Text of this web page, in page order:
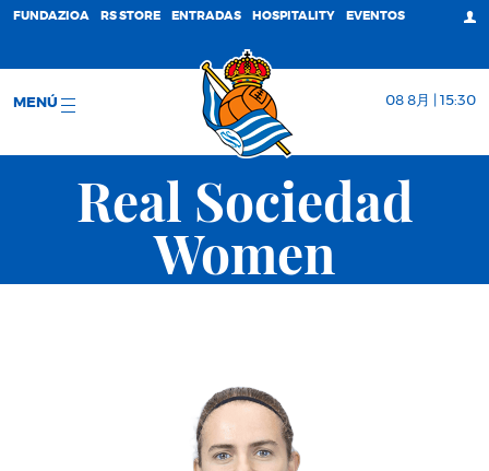
FUNDAZIOA RS STORE ENTRADAS HOSPITALITY EVENTOS
MENÚ 08 8月 | 15:30
Real Sociedad
Women